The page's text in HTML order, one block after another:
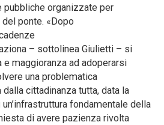
organizzate per
ponte. «Dopo
– sottolinea Giulietti – si
e maggioranza ad adoperarsi
una problematica
cittadinanza tutta, data la
fondamentale della
di avere pazienza rivolta